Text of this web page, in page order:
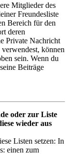
Mitglieder des
Freundesliste
Bereich für den
deren
Private Nachricht
können
sein. Wenn du
Beiträge
oder zur Liste
wieder aus
Listen setzen: In
einen zum